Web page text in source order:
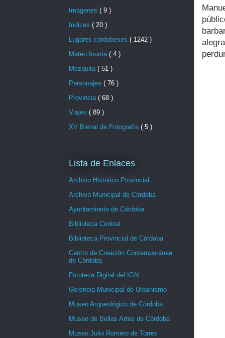
Imágenes ( 9 )
Indices ( 20 )
Lugares cordobeses ( 1242 )
Mateo Inurria ( 4 )
Mezquita ( 51 )
Personajes ( 76 )
Provincia ( 68 )
Viajes ( 89 )
XV Bienal de Fotografía ( 5 )
Lista de Enlaces
Archivo Histórico Provincial
Archivo Municipal de Córdoba
Ayuntamiento de Córdoba
Biblioteca Central
Biblioteca Provincial de Córdoba
Centro de Creación Contemporánea
de Córdoba
Fototeca Digital del IGN
Gerencia Municipal de Urbanismo
Museo Arqueológico de Córdoba
Museo de Bellas Artes de Córdoba
Museo Julio Romero de Torres